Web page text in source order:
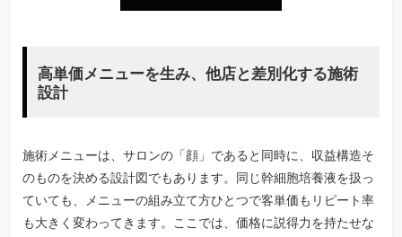
高単価メニューを生み、他店と差別化する施術
設計
施術メニューは、サロンの「顔」であると同時に、収益構造そ
のものを決める設計図でもあります。同じ幹細胞培養液を扱っ
ていても、メニューの組み立て方ひとつで客単価もリピート率
も大きく変わってきます。ここでは、価格に説得力を持たせな